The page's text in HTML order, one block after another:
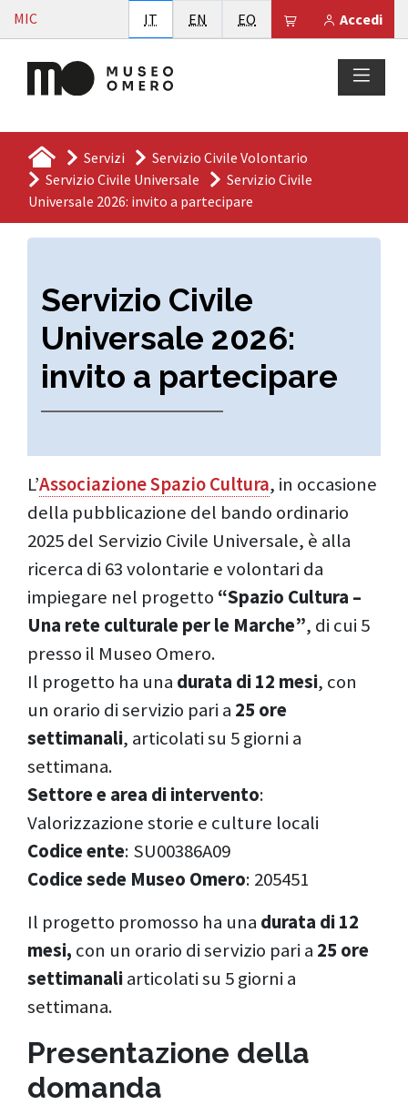
Vai al contenuto
MIC Accedi
Il tuo carrello è
IT Italiano
EN English
EO Esperanto
Servizi
Servizio Civile Volontario
Servizio Civile Universale
Servizio Civile
Universale 2026: invito a partecipare
Servizio Civile
Universale 2026:
invito a partecipare
L’Associazione Spazio Cultura, in occasione
della pubblicazione del bando ordinario
2025 del Servizio Civile Universale, è alla
ricerca di 63 volontarie e volontari da
impiegare nel progetto “Spazio Cultura –
Una rete culturale per le Marche”, di cui 5
presso il Museo Omero.
Il progetto ha una durata di 12 mesi, con
un orario di servizio pari a 25 ore
settimanali, articolati su 5 giorni a
settimana.
Settore e area di intervento:
Valorizzazione storie e culture locali
Codice ente: SU00386A09
Codice sede Museo Omero: 205451
Il progetto promosso ha una durata di 12
mesi, con un orario di servizio pari a 25 ore
settimanaliarticolati su 5 giorni a
settimana.
Presentazione della
domanda